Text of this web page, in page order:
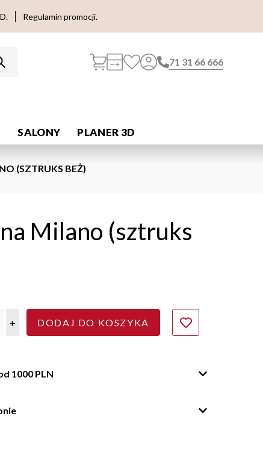
Regulamin promocji.
71 31 66 666
SALONY PLANER 3D
(SZTRUKS BEŻ)
Milano (sztruks
+ DODAJ DO KOSZYKA
1000 PLN